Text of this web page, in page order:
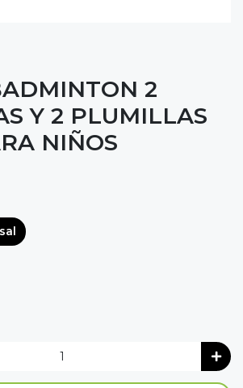
2
Y 2 PLUMILLAS
NIÑOS